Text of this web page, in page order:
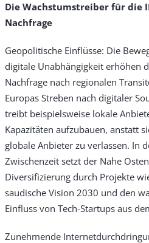
Die Wachstumstreiber für die
Nachfrage
Geopolitische Einflüsse: Die
digitale Unabhängigkeit erhöhen
Nachfrage nach regionalen
Europas Streben nach digitaler
treibt beispielsweise lokale
Kapazitäten aufzubauen, anstatt
globale Anbieter zu verlassen. In
Zwischenzeit setzt der Nahe
Diversifizierung durch Projekte
saudische Vision 2030 und den
Einfluss von Tech-Startups aus
Zunehmende